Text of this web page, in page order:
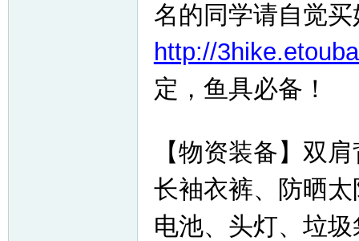
名的同学请自觉
http://
定，鱼具必备！
【物资装备】双
长袖衣裤、防晒
电池、头灯、垃